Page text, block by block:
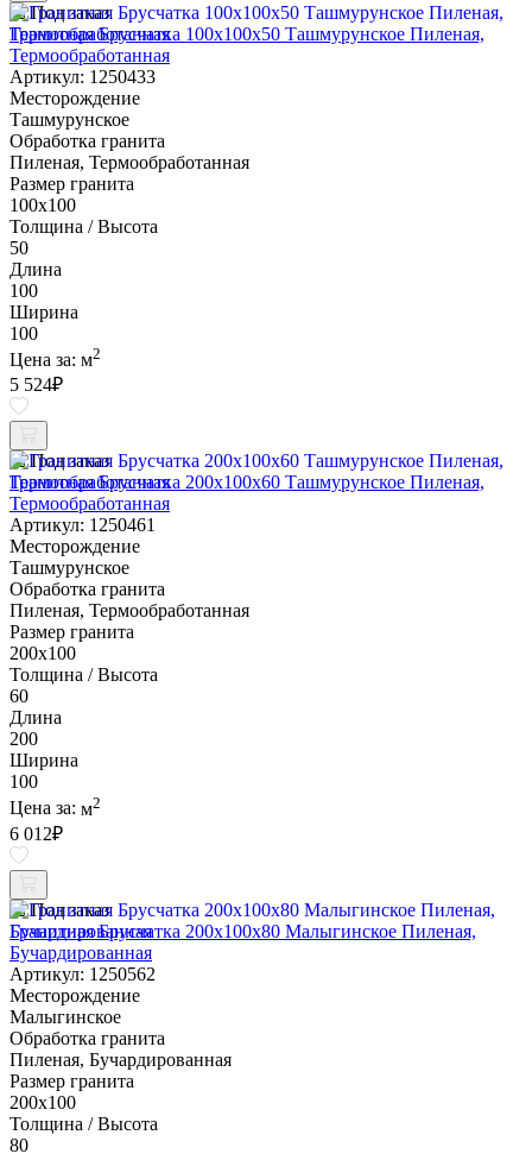
Под заказ
Гранитная Брусчатка 100х100x50 Ташмурунское Пиленая,
Термообработанная
Артикул: 1250433
Месторождение
Ташмурунское
Обработка гранита
Пиленая, Термообработанная
Размер гранита
100х100
Толщина / Высота
50
Длина
100
Ширина
100
Цена за: м2
5 524₽
Под заказ
Гранитная Брусчатка 200х100x60 Ташмурунское Пиленая,
Термообработанная
Артикул: 1250461
Месторождение
Ташмурунское
Обработка гранита
Пиленая, Термообработанная
Размер гранита
200х100
Толщина / Высота
60
Длина
200
Ширина
100
Цена за: м2
6 012₽
Под заказ
Гранитная Брусчатка 200х100x80 Малыгинское Пиленая,
Бучардированная
Артикул: 1250562
Месторождение
Малыгинское
Обработка гранита
Пиленая, Бучардированная
Размер гранита
200х100
Толщина / Высота
80